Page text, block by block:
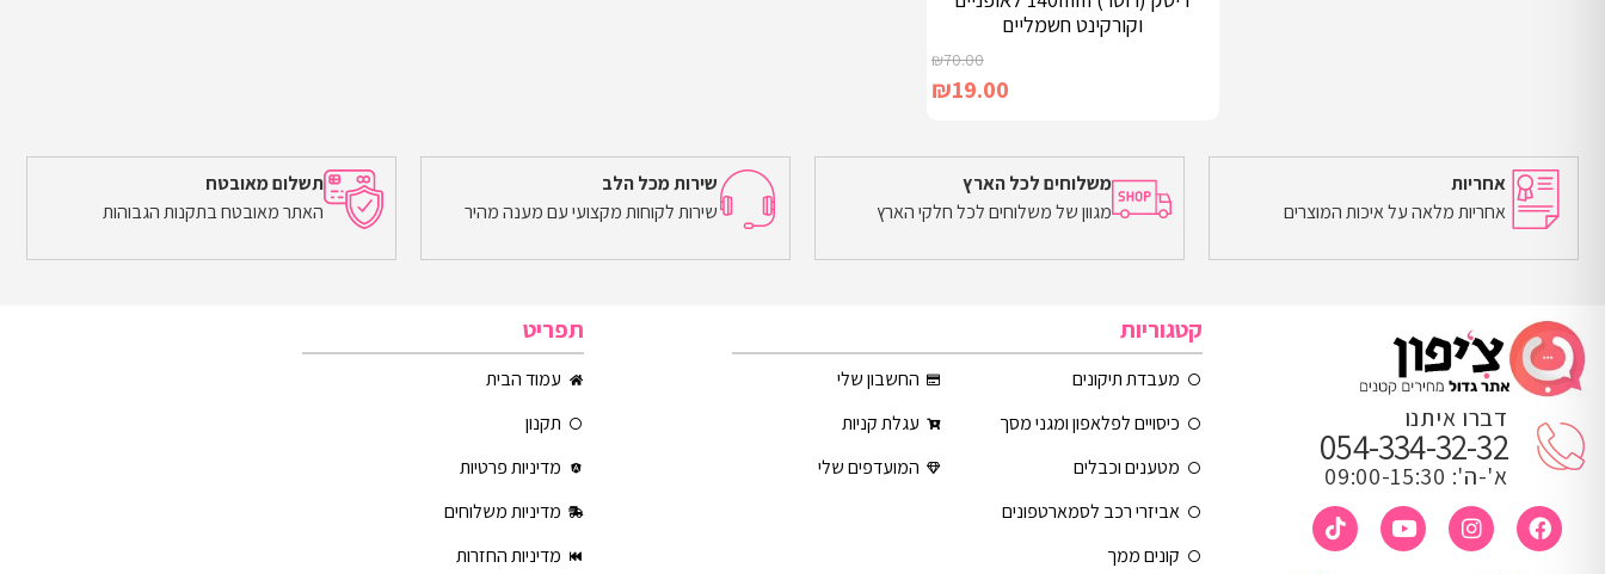
וקורקינט חשמליים
₪70.00
₪19.00
הוספה לסל
אחריות
אחריות מלאה על איכות המוצרים
משלוחים לכל הארץ
מגוון של משלוחים לכל חלקי הארץ
שירות מכל הלב
שירות לקוחות מקצועי עם מענה מהיר
תשלום מאובטח
האתר מאובטח בתקנות הגבוהות
דברו איתנו
054-334-32-32
א'-ה': 09:00-15:30
קטגוריות
מעבדת תיקונים
כיסויים לפלאפון ומגני מסך
מטענים וכבלים
אביזרי רכב לסמארטפונים
קונים ממך
החשבון שלי
עגלת קניות
המועדפים שלי
תפריט
עמוד הבית
תקנון
מדיניות פרטיות
מדיניות משלוחים
מדיניות החזרות